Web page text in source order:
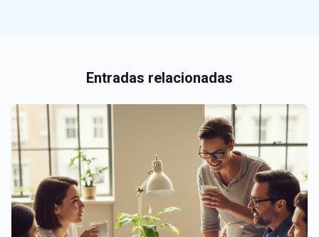
Entradas relacionadas